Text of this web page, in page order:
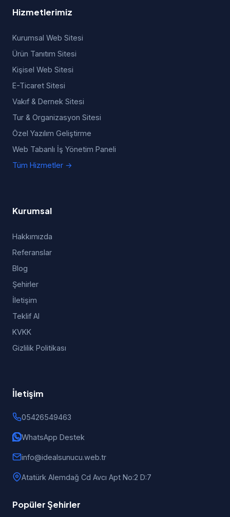
Hizmetlerimiz
Kurumsal Web Sitesi
Ürün Tanıtım Sitesi
Kişisel Web Sitesi
E-Ticaret Sitesi
Vakıf & Dernek Sitesi
Tur & Organizasyon Sitesi
Özel Yazılım Geliştirme
Web Tabanlı İş Yönetim Paneli
Tüm Hizmetler →
Kurumsal
Hakkımızda
Referanslar
Blog
Şehirler
İletişim
Teklif Al
KVKK
Gizlilik Politikası
İletişim
05426549463
WhatsApp Destek
info@idealsunucu.web.tr
Atatürk Alemdağ Cd Avcı Apt No:2 D:7
Popüler Şehirler